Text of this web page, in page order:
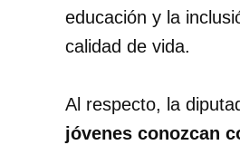
educación y la
calidad de vida.
Al respecto, la
jóvenes conozcan